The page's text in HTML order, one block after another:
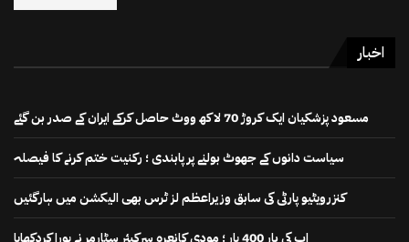
اخبار
مسعود پزشکیان ایک کروڑ 70 لاکھ ووٹ حاصل کرکے ایران کے صدر بن گئے
سیاست دانوں کے جھوٹ بولنے پر پابندی ؛ رکنیت ختم کرنے کا فیصلہ
کنزرویٹیو پارٹی کی سابق وزیراعظم لز ٹرس بھی الیکشن میں ہارگئیں